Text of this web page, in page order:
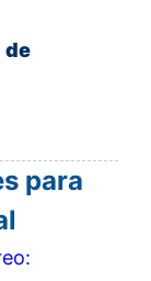
de
para